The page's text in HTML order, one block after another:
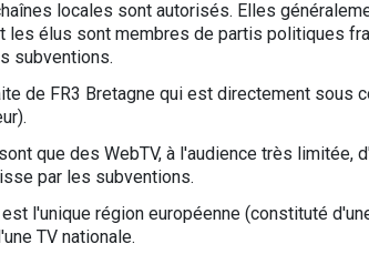
locales sont autorisés. Elles
les élus sont membres de partis politiques
subventions.
de FR3 Bretagne qui est directement sous
que des WebTV, à l'audience très limitée,
par les subventions.
est l'unique région européenne (constituté
TV nationale.